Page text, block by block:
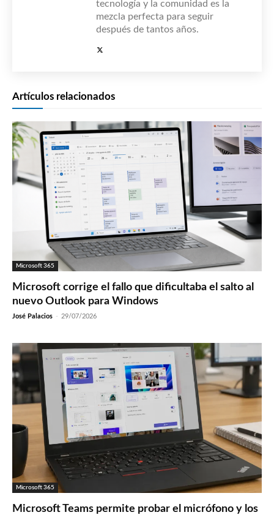
tecnología y la comunidad es la
mezcla perfecta para seguir
después de tantos años.
Artículos relacionados
Microsoft 365
Microsoft corrige el fallo que dificultaba el salto al
nuevo Outlook para Windows
José Palacios - 29/07/2026
Microsoft 365
Microsoft Teams permite probar el micrófono y los